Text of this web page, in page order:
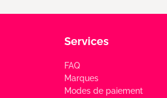
Services
FAQ
Marques
Modes de paiement